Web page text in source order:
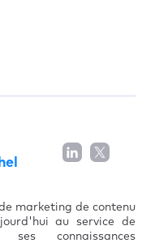
marketing de contenu
au service de
connaissances